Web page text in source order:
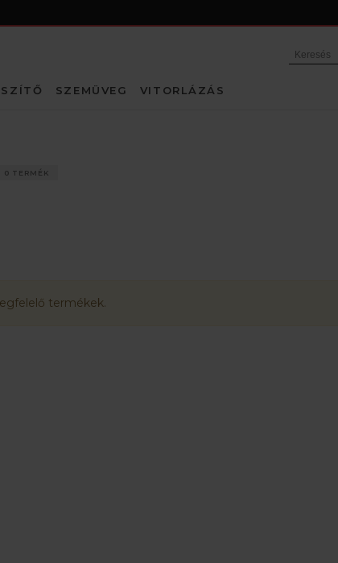
SZEMÜVEG VITORLÁZÁS
0 TERMÉK
termékek.